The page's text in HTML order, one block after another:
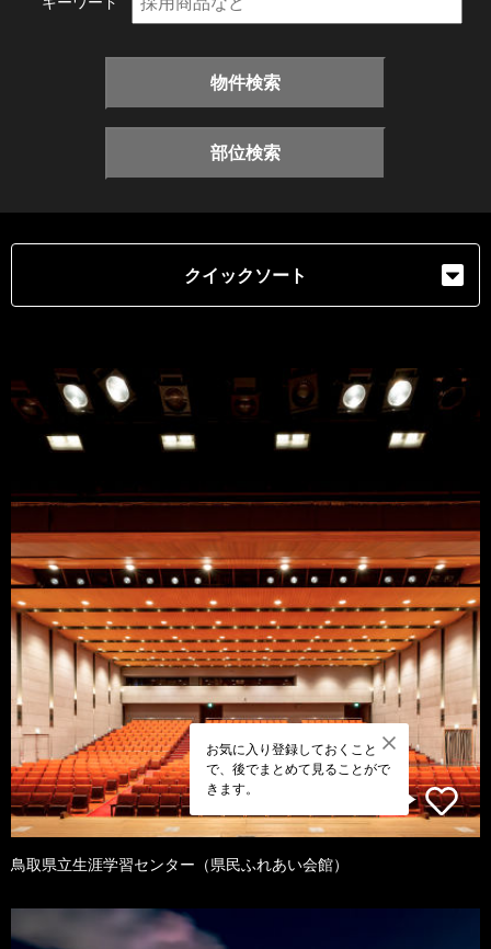
物件検索
部位検索
クイックソート
お気に入り登録しておくこと
で、後でまとめて見ることがで
きます。
鳥取県立生涯学習センター（県民ふれあい会館）